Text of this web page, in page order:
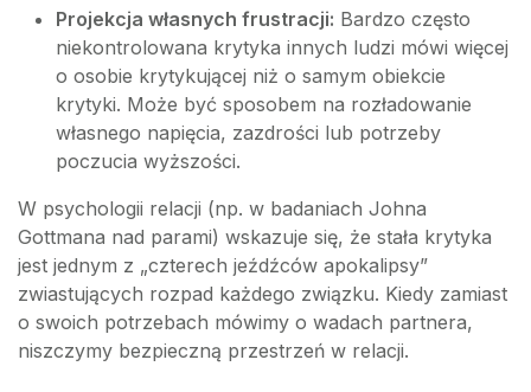
Projekcja własnych frustracji: Bardzo często
niekontrolowana krytyka innych ludzi mówi więcej
o osobie krytykującej niż o samym obiekcie
krytyki. Może być sposobem na rozładowanie
własnego napięcia, zazdrości lub potrzeby
poczucia wyższości.
W psychologii relacji (np. w badaniach Johna
Gottmana nad parami) wskazuje się, że stała krytyka
jest jednym z „czterech jeźdźców apokalipsy”
zwiastujących rozpad każdego związku. Kiedy zamiast
o swoich potrzebach mówimy o wadach partnera,
niszczymy bezpieczną przestrzeń w relacji.